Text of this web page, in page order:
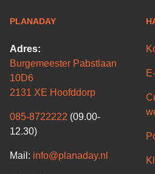
PLANADAY
Adres:
Burgemeester Pabstlaan
10D6
2131 XE Hoofddorp
085-8722222 (09.00-
12.30)
Mail: info@planaday.nl